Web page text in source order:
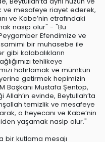
ve mesafeye riayet ederek,
ve Kabe’nin etrafındaki
nasip olur" - "Bu
Efendimize ve
bir muhasebe ile
gibi kalabalıkların
tehlikeye
hatırlamak ve mümkün
getirmek hepimizin
Başkanı Mustafa Şentop,
evinde, Beytullah’ta
temizlik ve mesafeye
o heyecanı ve Kabe’nin
yaşamak nasip olur."
bir kutlama mesajı